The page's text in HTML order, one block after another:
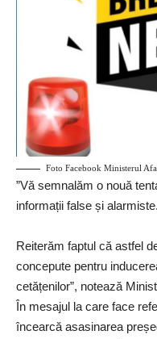
Foto Facebook Ministerul
”Vă semnalăm o nouă
informații false și alarmiste.
Reiterăm faptul că astfel
concepute pentru
cetățenilor”, notează
În mesajul la care face
încearcă asasinarea